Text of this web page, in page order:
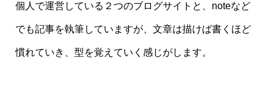
個人で運営している２つのブログサイトと、noteなど
でも記事を執筆していますが、文章は描けば書くほど
慣れていき、型を覚えていく感じがします。